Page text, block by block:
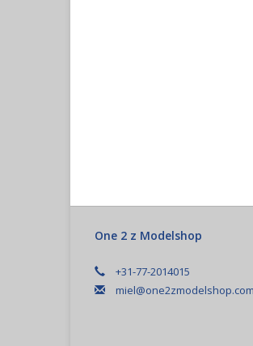
One 2 z Modelshop
+31-77-2014015
miel@one2zmodelshop.com